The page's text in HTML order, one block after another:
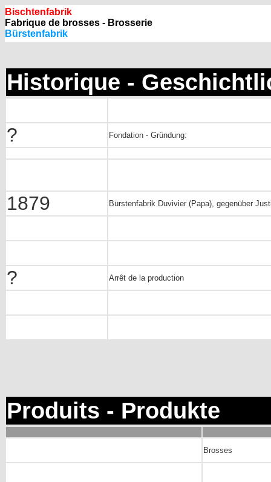
Bischtenfabrik
Fabrique de brosses - Brosserie
Bürstenfabrik
Historique -
? Fondation - Gründung:
1879 Bürstenfabrik Duvivier (Papa), gegenüber
? Arrêt de la production
Produits - Produkte
Brosses